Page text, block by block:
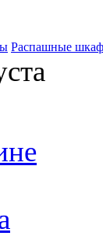
Распашные